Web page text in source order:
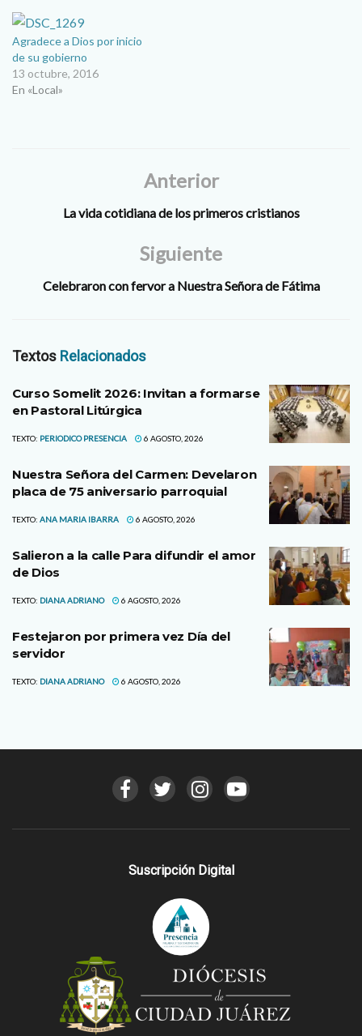
Agradece a Dios por inicio
de su gobierno
13 octubre, 2016
En «Local»
Anterior
La vida cotidiana de los primeros cristianos
Siguiente
Celebraron con fervor a Nuestra Señora de Fátima
Textos Relacionados
Curso Somelit 2026: Invitan a formarse
en Pastoral Litúrgica
TEXTO: PERIODICO PRESENCIA 6 AGOSTO, 2026
Nuestra Señora del Carmen: Develaron
placa de 75 aniversario parroquial
TEXTO: ANA MARIA IBARRA 6 AGOSTO, 2026
Salieron a la calle Para difundir el amor
de Dios
TEXTO: DIANA ADRIANO 6 AGOSTO, 2026
Festejaron por primera vez Día del
servidor
TEXTO: DIANA ADRIANO 6 AGOSTO, 2026
Suscripción Digital